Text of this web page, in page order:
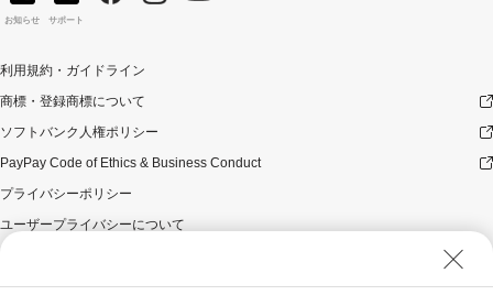
お知らせ サポート
利用規約・ガイドライン
商標・登録商標について
ソフトバンク人権ポリシー
PayPay Code of Ethics & Business Conduct
プライバシーポリシー
ユーザープライバシーについて
ウェブサイト利用規約